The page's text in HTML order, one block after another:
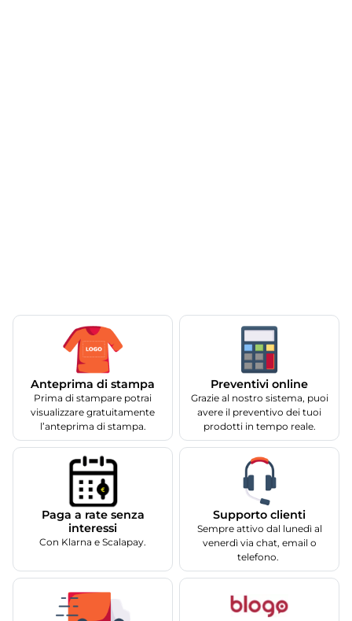
Anteprima di stampa
Prima di stampare potrai
visualizzare gratuitamente
l’anteprima di stampa.
Preventivi online
Grazie al nostro sistema, puoi
avere il preventivo dei tuoi
prodotti in tempo reale.
Paga a rate senza
interessi
Con Klarna e Scalapay.
Supporto clienti
Sempre attivo dal lunedì al
venerdì via chat, email o
telefono.